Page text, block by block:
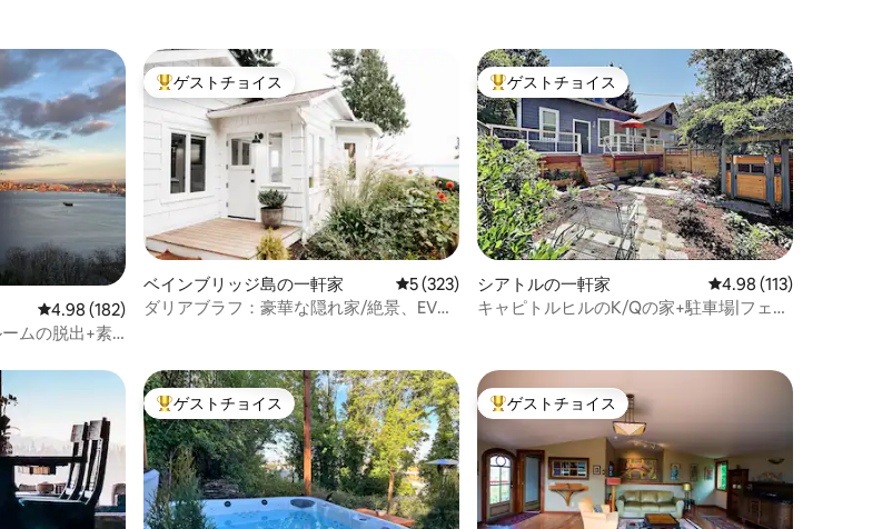
評価
す。
レビュー182件、5つ星中4.98つ星の平均評価
4.98 (182)
ムの脱出+素
大好評のゲストチョイスです。
ゲストチョイス
ベインブリッジ島の一軒家 レビュー323件、5つ星中5つ星の平均評価
5 (323)
ダリアブラフ：豪華な隠れ家/絶景、EV充
大好評のゲストチョイスです。
ゲストチョイス
シアトルの一軒家 レビュー113件、5つ
4.98 (113)
キャピトルヒルのK/Qの家+駐車場|フェン
。 大好評のゲストチョイスです。
ゲストチョイス 大好評のゲストチョイスです。
ゲストチョイス